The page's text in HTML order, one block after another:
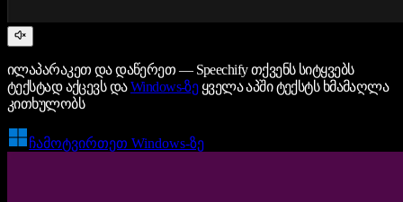
ილაპარაკეთ და დაწერეთ — Speechify თქვენს სიტყვებს
ტექსტად აქცევს დაWindows-ზეყველა აპში ტექსტს ხმამაღლა
კითხულობს
ჩამოტვირთეთ Windows-ზე